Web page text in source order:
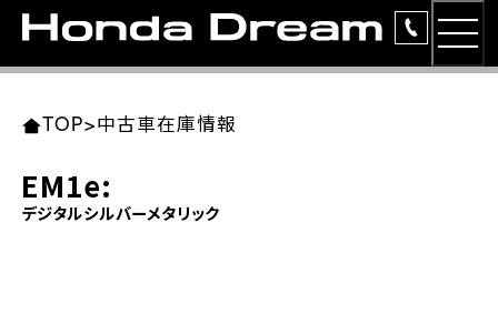
ラインアップ
TOP>中古車在庫情報
EM1e:
デジタルシルバーメタリック
東北エリア 店舗一覧
岩手県
関東エリア 店舗一覧
東京都
中部エリア 店舗一覧
愛知県
近畿エリア 店舗一覧
大阪府
中国・四国エリア 店舗一覧
岡山県
九州エリア 店舗一覧
福岡県